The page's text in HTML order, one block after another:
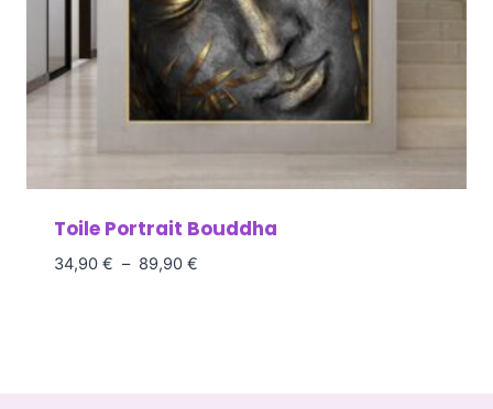
Toile Portrait Bouddha
34,90 € – 89,90 €